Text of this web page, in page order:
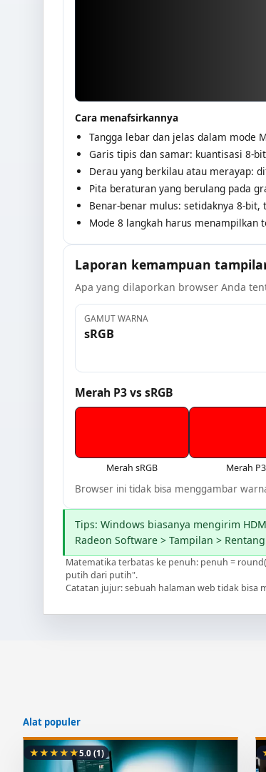
Cara menafsirkannya
Tangga lebar dan jelas dalam mode
Garis tipis dan samar: kuantisasi 8-
Derau yang berkilau atau merayap:
Pita beraturan yang berulang pada
Benar-benar mulus: setidaknya 8-
Mode 8 langkah harus
Laporan kemampuan
Apa yang dilaporkan browser Anda
GAMUT WARNA
sRGB
Merah P3 vs sRGB
Merah sRGB Merah P3
Browser ini tidak bisa menggambar
Tips: Windows biasanya mengirim
Radeon Software > Tampilan >
Matematika terbatas ke penuh: penuh =
putih dari putih".
Catatan jujur: sebuah halaman web tidak bisa
Alat populer
★★★★★5.0(1)